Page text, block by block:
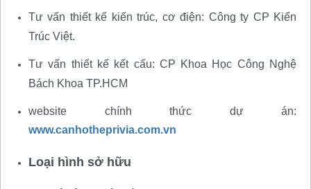
Tư vấn thiết kế kiến trúc, cơ điện: Công ty CP Kiến
Trúc Việt.
Tư vấn thiết kế kết cấu: CP Khoa Học Công Nghệ
Bách Khoa TP.HCM
website chính thức dự án:
www.canhotheprivia.com.vn
Loại hình sở hữu